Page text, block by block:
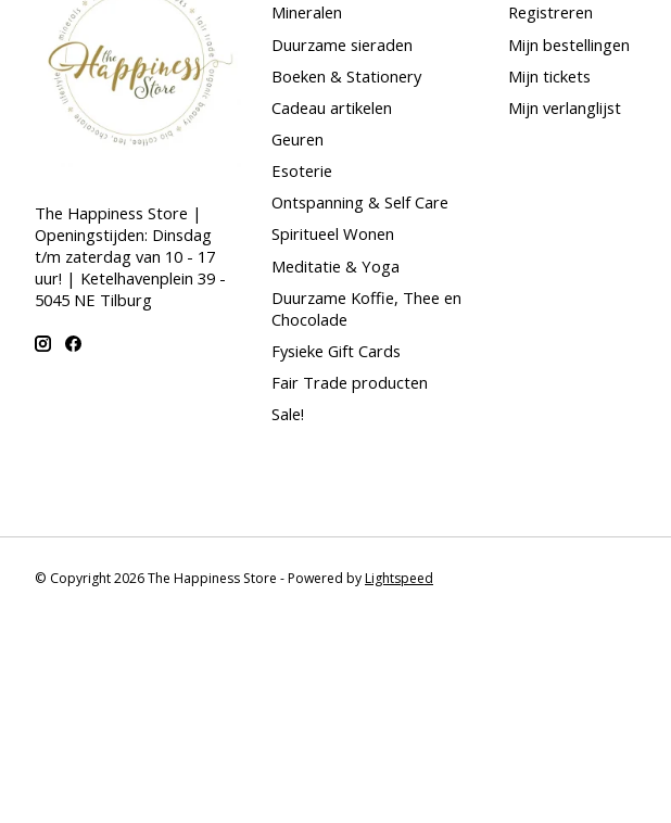
The Happiness Store |
Openingstijden: Dinsdag
t/m zaterdag van 10 - 17
uur! | Ketelhavenplein 39 -
5045 NE Tilburg
Mineralen
Duurzame sieraden
Boeken & Stationery
Cadeau artikelen
Geuren
Esoterie
Ontspanning & Self Care
Spiritueel Wonen
Meditatie & Yoga
Duurzame Koffie, Thee en
Chocolade
Fysieke Gift Cards
Fair Trade producten
Sale!
Registreren
Mijn bestellingen
Mijn tickets
Mijn verlanglijst
© Copyright 2026 The Happiness Store - Powered byLightspeed